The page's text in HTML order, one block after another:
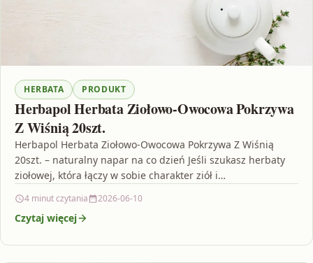
HERBATA PRODUKT
Herbapol Herbata Ziołowo-Owocowa Pokrzywa
Z Wiśnią 20szt.
Herbapol Herbata Ziołowo-Owocowa Pokrzywa Z Wiśnią
20szt. – naturalny napar na co dzień Jeśli szukasz herbaty
ziołowej, która łączy w sobie charakter ziół i…
4 minut czytania 2026-06-10
Czytaj więcej